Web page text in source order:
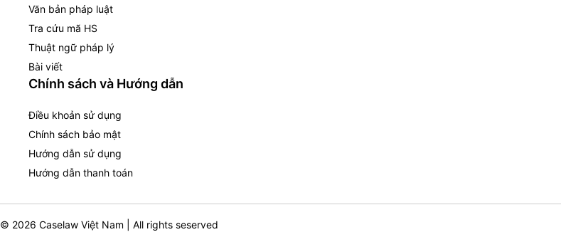
Văn bản pháp luật
Tra cứu mã HS
Thuật ngữ pháp lý
Bài viết
Chính sách và Hướng dẫn
Điều khoản sử dụng
Chính sách bảo mật
Hướng dẫn sử dụng
Hướng dẫn thanh toán
© 2026 Caselaw Việt Nam | All rights seserved